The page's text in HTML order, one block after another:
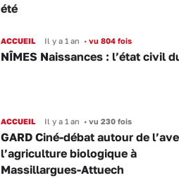
été
ACCUEIL Il y a 1 an •vu 804 fois
NÎMES Naissances : l’état civil
ACCUEIL Il y a 1 an •vu 230 fois
GARD Ciné-débat autour de
l’agriculture biologique à
Massillargues-Attuech